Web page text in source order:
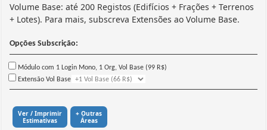
Volume Base: até 200 Registos (Edifícios + Frações + Terrenos
+ Lotes). Para mais, subscreva Extensões ao Volume Base.
Opções Subscrição:
Módulo com 1 Login Mono, 1 Org, Vol Base (99 R$)
Extensão Vol Base
Ver / Imprimir
Estimativas
+ Outras
Áreas